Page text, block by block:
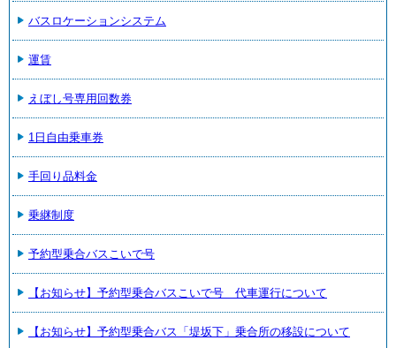
バスロケーションシステム
運賃
えぼし号専用回数券
1日自由乗車券
手回り品料金
乗継制度
予約型乗合バスこいで号
【お知らせ】予約型乗合バスこいで号 代車運行について
【お知らせ】予約型乗合バス「堤坂下」乗合所の移設について